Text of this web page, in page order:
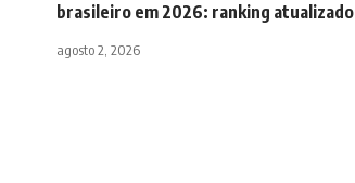
brasileiro em 2026: ranking atualizado
agosto 2, 2026